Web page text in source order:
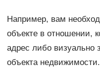
Например, вам
объекте в отношении,
адрес либо визуально
объекта